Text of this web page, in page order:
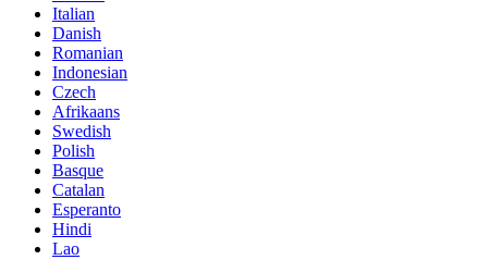
Italian
Danish
Romanian
Indonesian
Czech
Afrikaans
Swedish
Polish
Basque
Catalan
Esperanto
Hindi
Lao